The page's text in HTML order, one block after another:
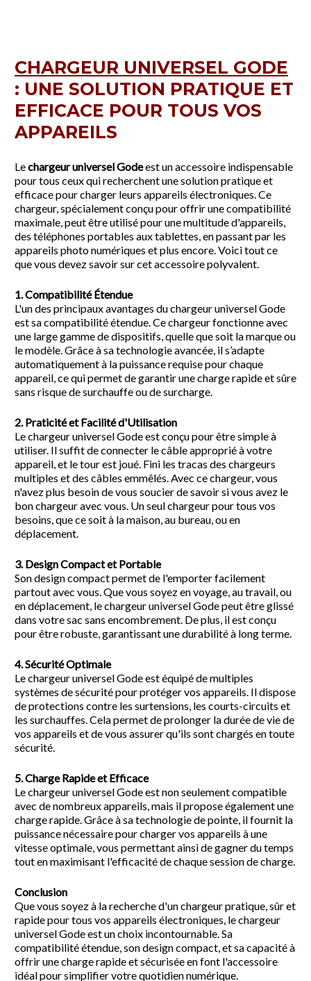
CHARGEUR UNIVERSEL GODE
: UNE SOLUTION PRATIQUE ET
EFFICACE POUR TOUS VOS
APPAREILS
Lechargeur universel Godeest un accessoire indispensable
pour tous ceux qui recherchent une solution pratique et
efficace pour charger leurs appareils électroniques. Ce
chargeur, spécialement conçu pour offrir une compatibilité
maximale, peut être utilisé pour une multitude d'appareils,
des téléphones portables aux tablettes, en passant par les
appareils photo numériques et plus encore. Voici tout ce
que vous devez savoir sur cet accessoire polyvalent.
1. Compatibilité Étendue
L'un des principaux avantages du chargeur universel Gode
est sa compatibilité étendue. Ce chargeur fonctionne avec
une large gamme de dispositifs, quelle que soit la marque ou
le modèle. Grâce à sa technologie avancée, il s’adapte
automatiquement à la puissance requise pour chaque
appareil, ce qui permet de garantir une charge rapide et sûre
sans risque de surchauffe ou de surcharge.
2. Praticité et Facilité d'Utilisation
Le chargeur universel Gode est conçu pour être simple à
utiliser. Il suffit de connecter le câble approprié à votre
appareil, et le tour est joué. Fini les tracas des chargeurs
multiples et des câbles emmêlés. Avec ce chargeur, vous
n'avez plus besoin de vous soucier de savoir si vous avez le
bon chargeur avec vous. Un seul chargeur pour tous vos
besoins, que ce soit à la maison, au bureau, ou en
déplacement.
3. Design Compact et Portable
Son design compact permet de l'emporter facilement
partout avec vous. Que vous soyez en voyage, au travail, ou
en déplacement, le chargeur universel Gode peut être glissé
dans votre sac sans encombrement. De plus, il est conçu
pour être robuste, garantissant une durabilité à long terme.
4. Sécurité Optimale
Le chargeur universel Gode est équipé de multiples
systèmes de sécurité pour protéger vos appareils. Il dispose
de protections contre les surtensions, les courts-circuits et
les surchauffes. Cela permet de prolonger la durée de vie de
vos appareils et de vous assurer qu'ils sont chargés en toute
sécurité.
5. Charge Rapide et Efficace
Le chargeur universel Gode est non seulement compatible
avec de nombreux appareils, mais il propose également une
charge rapide. Grâce à sa technologie de pointe, il fournit la
puissance nécessaire pour charger vos appareils à une
vitesse optimale, vous permettant ainsi de gagner du temps
tout en maximisant l'efficacité de chaque session de charge.
Conclusion
Que vous soyez à la recherche d'un chargeur pratique, sûr et
rapide pour tous vos appareils électroniques, le chargeur
universel Gode est un choix incontournable. Sa
compatibilité étendue, son design compact, et sa capacité à
offrir une charge rapide et sécurisée en font l'accessoire
idéal pour simplifier votre quotidien numérique.